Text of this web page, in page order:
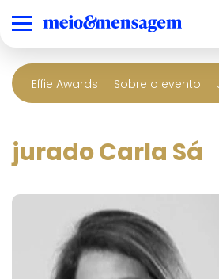
Effie Awards Sobre o evento
jurado Carla Sá